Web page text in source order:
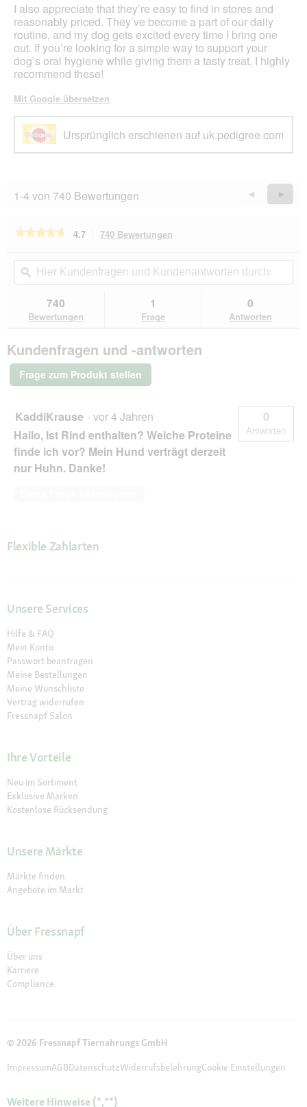
I also appreciate that they’re easy to find in stores and
reasonably priced. They’ve become a part of our daily
routine, and my dog gets excited every time I bring one
out. If you’re looking for a simple way to support your
dog’s oral hygiene while giving them a tasty treat, I highly
recommend these!
Mit Google übersetzen
Ursprünglich erschienen auf uk.pedigree.com
1-4 von 740 Bewertungen
Zurück
Reviews
◄
Weiter
►
★★★★★
★★★★★
5
lesen
Pedigree
Dentastix
Fresh
28
Stück
Hunde
4.7 740 Bewertungen
Aktion
navigierst
du
Bewertungen.
Hier
Kundenfragen
und
Kundenantworten
durchsuchen
ϙ
740
Bewertungen
1
Frage
0
Antworten
Kundenfragen und -antworten
Frage zum Produkt stellen
KaddiKrause · vor 4 Jahren
Hallo, Ist Rind enthalten? Welche Proteine
finde ich vor? Mein Hund verträgt derzeit
nur Huhn. Danke!
0
Antworten
Flexible Zahlarten
Unsere Services
Hilfe & FAQ
Mein Konto
Passwort beantragen
Meine Bestellungen
Meine Wunschliste
Vertrag widerrufen
Fressnapf Salon
Ihre Vorteile
Neu im Sortiment
Exklusive Marken
Kostenlose Rücksendung
Unsere Märkte
Märkte finden
Angebote im Markt
Über Fressnapf
Über uns
Karriere
Compliance
© 2026 Fressnapf Tiernahrungs GmbH
ImpressumAGBDatenschutzWiderrufsbelehrungCookie Einstellungen
Weitere Hinweise (*,**)